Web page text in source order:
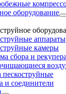
оборудование
аппараты
камеры
сбора и
пескоструйные
и соединители